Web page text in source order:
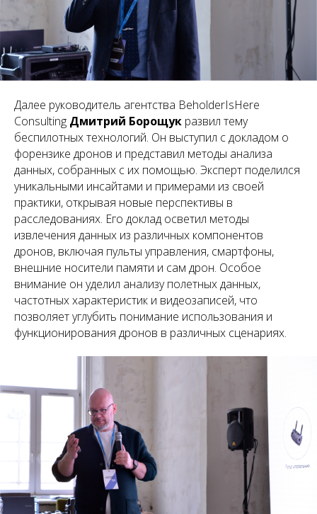
Далее руководитель агентства BeholderIsHere
Consulting Дмитрий Борощук развил тему
беспилотных технологий. Он выступил с докладом о
форензике дронов и представил методы анализа
данных, собранных с их помощью. Эксперт поделился
уникальными инсайтами и примерами из своей
практики, открывая новые перспективы в
расследованиях. Его доклад осветил методы
извлечения данных из различных компонентов
дронов, включая пульты управления, смартфоны,
внешние носители памяти и сам дрон. Особое
внимание он уделил анализу полетных данных,
частотных характеристик и видеозаписей, что
позволяет углубить понимание использования и
функционирования дронов в различных сценариях.